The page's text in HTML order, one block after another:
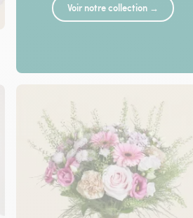
Voir notre collection →